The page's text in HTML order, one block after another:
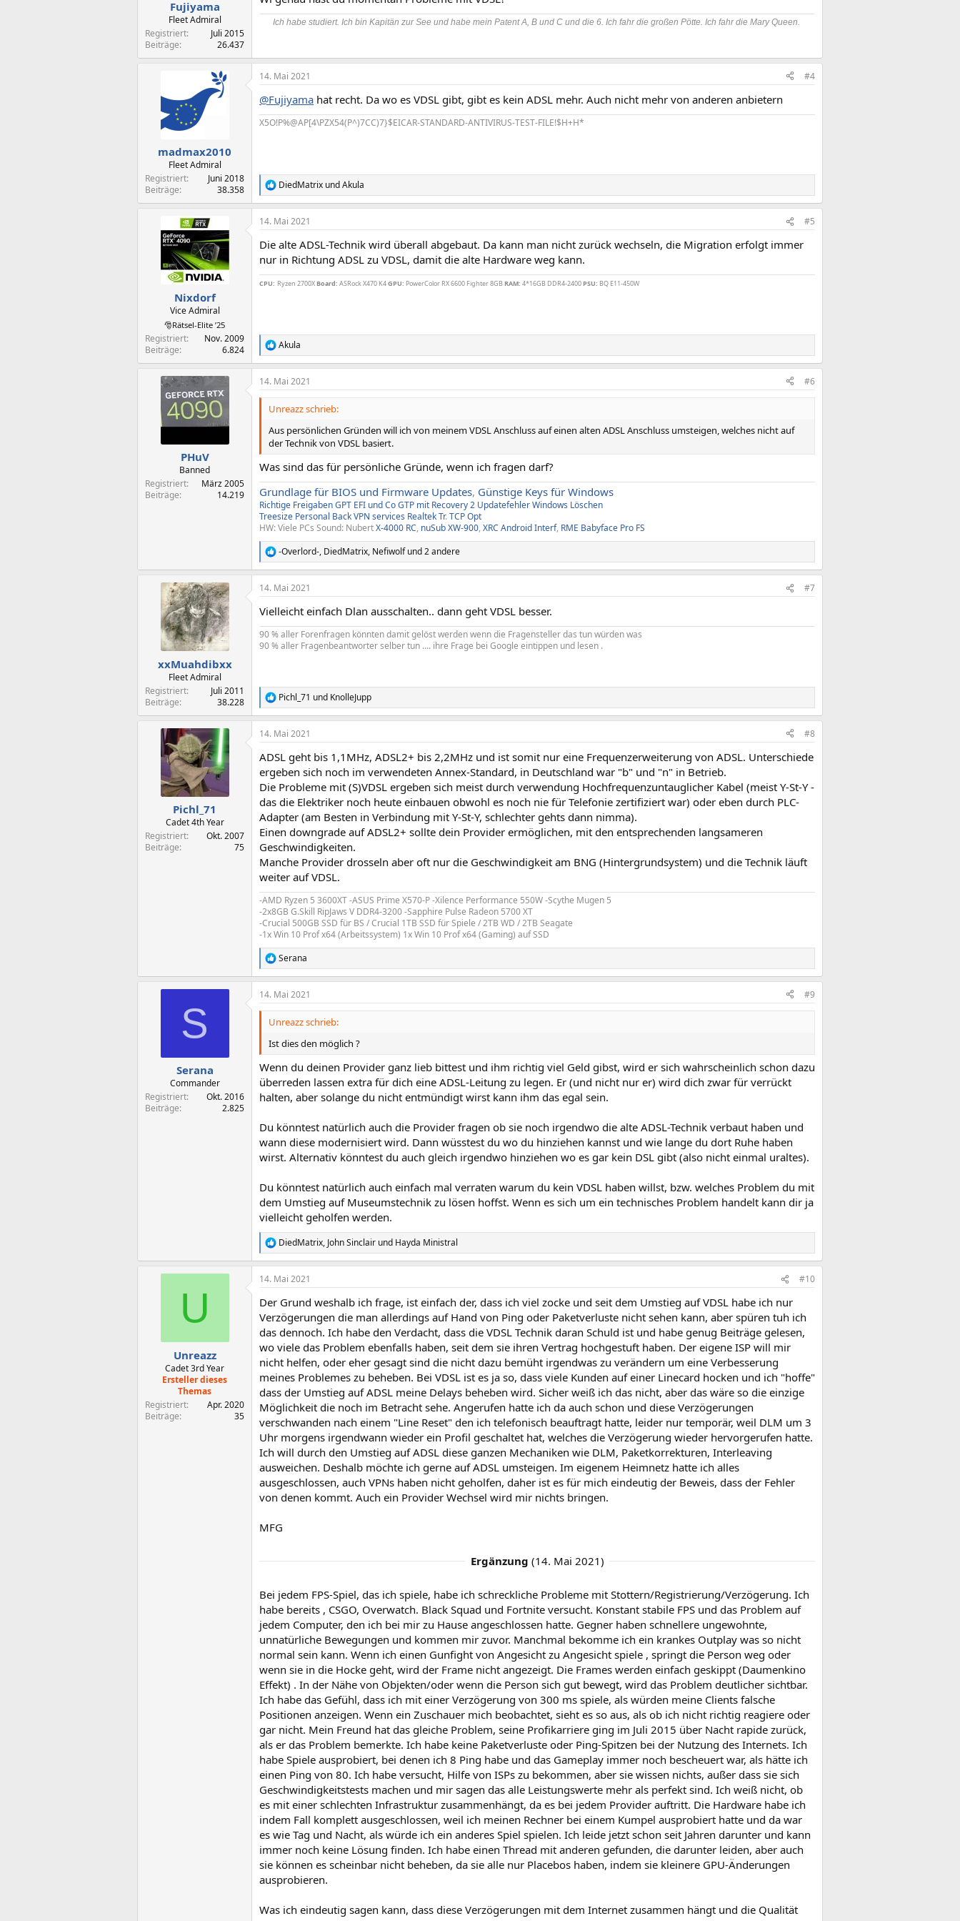
Fujiyama
Fleet Admiral
Registriert
Juli 2015
Beiträge
26.437
Ich habe studiert. Ich bin Kapitän zur See und habe mein Patent A, B und C und die 6. Ich fahr die großen Pötte. Ich fahr die Mary Queen.
madmax2010
Fleet Admiral
Registriert
Juni 2018
Beiträge
38.358
14. Mai 2021 #4
@Fujiyama hat recht. Da wo es VDSL gibt, gibt es kein ADSL mehr. Auch nicht mehr von anderen anbietern
X5O!P%@AP[4\PZX54(P^)7CC)7}$EICAR-STANDARD-ANTIVIRUS-TEST-FILE!$H+H*
R
e
a
k
i
o
e
DiedMatrix undAkula
Nixdorf
Vice Admiral
🎅Rätsel-Elite ’25
Registriert
Nov. 2009
Beiträge
6.824
14. Mai 2021 #5
Die alte ADSL-Technik wird überall abgebaut. Da kann man nicht zurück wechseln, die Migration erfolgt immer
nur in Richtung ADSL zu VDSL, damit die alte Hardware weg kann.
CPU: Ryzen 2700X Board: ASRock X470 K4GPU: PowerColor RX 6600 Fighter 8GB RAM: 4*16GB DDR4-2400 PSU: BQ E11-450W
R
e
a
k
t
e
n
:
Akula
PHuV
Banned
Registriert
März 2005
Beiträge
14.219
14. Mai 2021 #6
Unreazz schrieb:
Aus persönlichen Gründen will ich von meinem VDSL Anschluss auf einen alten ADSL Anschluss umsteigen, welches nicht auf
der Technik von VDSL basiert.
Was sind das für persönliche Gründe, wenn ich fragen darf?
Grundlage für BIOS und Firmware Updates, Günstige Keys für Windows
Richtige FreigabenGPT EFI und CoGTP mit Recovery2 Updatefehler Windows Löschen
Treesize Personal BackVPN services Realtek Tr.TCP Opt
HW: Viele PCs Sound: NubertX-4000 RC, nuSub XW-900, XRC Android Interf, RME Babyface Pro FS
R
e
a
k
i
o
n
e
-Overlord-, DiedMatrix, Nefiwolfund 2 andere
xxMuahdibxx
Fleet Admiral
Registriert
Juli 2011
Beiträge
38.228
14. Mai 2021 #7
Vielleicht einfach Dlan ausschalten.. dann geht VDSL besser.
90 % aller Forenfragen könnten damit gelöst werden wenn die Fragensteller das tun würden was
90 % aller Fragenbeantworter selber tun .... ihre Frage bei Google eintippen und lesen .
R
e
a
k
i
o
n
e
n
:
Pichl_71 und KnolleJupp
Pichl_71
Cadet 4th Year
Registriert
Okt. 2007
Beiträge
75
14. Mai 2021 #8
ADSL geht bis 1,1MHz, ADSL2+ bis 2,2MHz und ist somit nur eine Frequenzerweiterung von ADSL. Unterschiede
ergeben sich noch im verwendeten Annex-Standard, in Deutschland war "b" und "n" in Betrieb.
Die Probleme mit (S)VDSL ergeben sich meist durch verwendung Hochfrequenzuntauglicher Kabel (meist Y-St-Y -
das die Elektriker noch heute einbauen obwohl es noch nie für Telefonie zertifiziert war) oder eben durch PLC-
Adapter (am Besten in Verbindung mit Y-St-Y, schlechter gehts dann nimma).
Einen downgrade auf ADSL2+ sollte dein Provider ermöglichen, mit den entsprechenden langsameren
Geschwindigkeiten.
Manche Provider drosseln aber oft nur die Geschwindigkeit am BNG (Hintergrundsystem) und die Technik läuft
weiter auf VDSL.
-AMD Ryzen 5 3600XT -ASUS Prime X570-P -Xilence Performance 550W -Scythe Mugen 5
-2x8GB G.Skill RipJaws V DDR4-3200 -Sapphire Pulse Radeon 5700 XT
-Crucial 500GB SSD für BS / Crucial 1TB SSD für Spiele / 2TB WD / 2TB Seagate
-1x Win 10 Prof x64 (Arbeitssystem) 1x Win 10 Prof x64 (Gaming) auf SSD
R
e
a
k
t
n
e
n
Serana
S
Serana
Commander
Registriert
Okt. 2016
Beiträge
2.825
14. Mai 2021 #9
Unreazz schrieb:
Ist dies den möglich ?
Wenn du deinen Provider ganz lieb bittest und ihm richtig viel Geld gibst, wird er sich wahrscheinlich schon dazu
überreden lassen extra für dich eine ADSL-Leitung zu legen. Er (und nicht nur er) wird dich zwar für verrückt
halten, aber solange du nicht entmündigt wirst kann ihm das egal sein.
Du könntest natürlich auch die Provider fragen ob sie noch irgendwo die alte ADSL-Technik verbaut haben und
wann diese modernisiert wird. Dann wüsstest du wo du hinziehen kannst und wie lange du dort Ruhe haben
wirst. Alternativ könntest du auch gleich irgendwo hinziehen wo es gar kein DSL gibt (also nicht einmal uraltes).
Du könntest natürlich auch einfach mal verraten warum du kein VDSL haben willst, bzw. welches Problem du mit
dem Umstieg auf Museumstechnik zu lösen hoffst. Wenn es sich um ein technisches Problem handelt kann dir ja
vielleicht geholfen werden.
R
e
a
k
i
o
n
e
n
:
DiedMatrix, John Sinclair und Hayda Ministral
U
Unreazz
Cadet 3rd Year
Ersteller dieses
Themas
Registriert
Apr. 2020
Beiträge
35
14. Mai 2021 #10
Der Grund weshalb ich frage, ist einfach der, dass ich viel zocke und seit dem Umstieg auf VDSL habe ich nur
Verzögerungen die man allerdings auf Hand von Ping oder Paketverluste nicht sehen kann, aber spüren tuh ich
das dennoch. Ich habe den Verdacht, dass die VDSL Technik daran Schuld ist und habe genug Beiträge gelesen,
wo viele das Problem ebenfalls haben, seit dem sie ihren Vertrag hochgestuft haben. Der eigene ISP will mir
nicht helfen, oder eher gesagt sind die nicht dazu bemüht irgendwas zu verändern um eine Verbesserung
meines Problemes zu beheben. Bei VDSL ist es ja so, dass viele Kunden auf einer Linecard hocken und ich "hoffe"
dass der Umstieg auf ADSL meine Delays beheben wird. Sicher weiß ich das nicht, aber das wäre so die einzige
Möglichkeit die noch im Betracht sehe. Angerufen hatte ich da auch schon und diese Verzögerungen
verschwanden nach einem "Line Reset" den ich telefonisch beauftragt hatte, leider nur temporär, weil DLM um 3
Uhr morgens irgendwann wieder ein Profil geschaltet hat, welches die Verzögerung wieder hervorgerufen hatte.
Ich will durch den Umstieg auf ADSL diese ganzen Mechaniken wie DLM, Paketkorrekturen, Interleaving
ausweichen. Deshalb möchte ich gerne auf ADSL umsteigen. Im eigenem Heimnetz hatte ich alles
ausgeschlossen, auch VPNs haben nicht geholfen, daher ist es für mich eindeutig der Beweis, dass der Fehler
von denen kommt. Auch ein Provider Wechsel wird mir nichts bringen.
MFG
Ergänzung (14. Mai 2021)
Bei jedem FPS-Spiel, das ich spiele, habe ich schreckliche Probleme mit Stottern/Registrierung/Verzögerung. Ich
habe bereits , CSGO, Overwatch. Black Squad und Fortnite versucht. Konstant stabile FPS und das Problem auf
jedem Computer, den ich bei mir zu Hause angeschlossen hatte. Gegner haben schnellere ungewohnte,
unnatürliche Bewegungen und kommen mir zuvor. Manchmal bekomme ich ein krankes Outplay was so nicht
normal sein kann. Wenn ich einen Gunfight von Angesicht zu Angesicht spiele , springt die Person weg oder
wenn sie in die Hocke geht, wird der Frame nicht angezeigt. Die Frames werden einfach geskippt (Daumenkino
Effekt) . In der Nähe von Objekten/oder wenn die Person sich gut bewegt, wird das Problem deutlicher sichtbar.
Ich habe das Gefühl, dass ich mit einer Verzögerung von 300 ms spiele, als würden meine Clients falsche
Positionen anzeigen. Wenn ein Zuschauer mich beobachtet, sieht es so aus, als ob ich nicht richtig reagiere oder
gar nicht. Mein Freund hat das gleiche Problem, seine Profikarriere ging im Juli 2015 über Nacht rapide zurück,
als er das Problem bemerkte. Ich habe keine Paketverluste oder Ping-Spitzen bei der Nutzung des Internets. Ich
habe Spiele ausprobiert, bei denen ich 8 Ping habe und das Gameplay immer noch bescheuert war, als hätte ich
einen Ping von 80. Ich habe versucht, Hilfe von ISPs zu bekommen, aber sie wissen nichts, außer dass sie sich
Geschwindigkeitstests machen und mir sagen das alle Leistungswerte mehr als perfekt sind. Ich weiß nicht, ob
es mit einer schlechten Infrastruktur zusammenhängt, da es bei jedem Provider auftritt. Die Hardware habe ich
indem Fall komplett ausgeschlossen, weil ich meinen Rechner bei einem Kumpel ausprobiert hatte und da war
es wie Tag und Nacht, als würde ich ein anderes Spiel spielen. Ich leide jetzt schon seit Jahren darunter und kann
immer noch keine Lösung finden. Ich habe einen Thread mit anderen gefunden, die darunter leiden, aber auch
sie können es scheinbar nicht beheben, da sie alle nur Placebos haben, indem sie kleinere GPU-Änderungen
ausprobieren.
Was ich eindeutig sagen kann, dass diese Verzögerungen mit dem Internet zusammen hängt und die Qualität